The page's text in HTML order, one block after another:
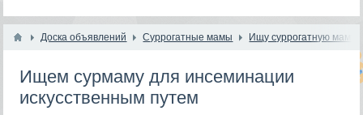
Доска объявлений Суррогатные мамы Ищу суррогатную маму
Ищем сурмаму для инсеминации
искусственным путем